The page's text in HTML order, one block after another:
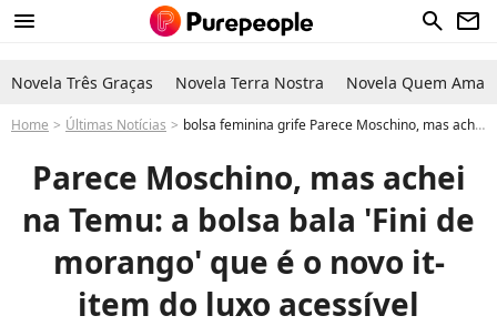
menu search newsletter
Novela Três Graças Novela Terra Nostra Novela Quem Ama
Home Últimas Notícias bolsa feminina grife Parece Moschino, mas achei na Temu: a bolsa bala 'Fini de morango' que é o novo it-item do luxo acessível
Parece Moschino, mas achei
na Temu: a bolsa bala 'Fini de
morango' que é o novo it-
item do luxo acessível